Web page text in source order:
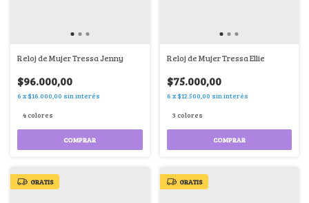
Reloj de Mujer Tressa Jenny
$96.000,00
6 x$16.000,00 sin interés
4 colores
COMPRAR
Reloj de Mujer Tressa Ellie
$75.000,00
6 x$12.500,00 sin interés
3 colores
COMPRAR
GRATIS GRATIS